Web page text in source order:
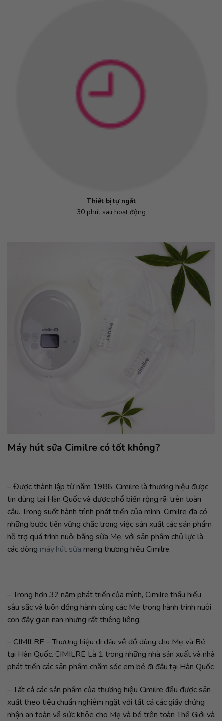
Thiết bị tự ngắt
30 phút sau hoạt động
Máy hút sữa Cimilre có tốt không?
– Được thành lập từ năm 1988, Cimilre là thương hiệu được
tin dùng tại Hàn Quốc và được phổ biến rộng rãi trên toàn
cầu. Trong suốt hành trình phát triển của mình, Cimilre đã có
những bước tiến vững chắc trong việc sản xuất các sản phẩm
hỗ trợ quá trình nuôi bằng sữa Mẹ, với sản phẩm chủ lực là
các dòng máy hút sữa mang thương hiệu Cimilre.
– Trong hơn 32 năm phát triển của mình, Cimilre thấu hiểu
sâu sắc và luôn đồng hành cùng các Mẹ trong hành trình nuôi
con đầy gian nan nhưng rất thiêng liêng.
– CIMILRE – Thương hiệu đi đầu về đồ dùng cho Mẹ và Bé
tại Hàn Quốc. CIMILRE Là 1 trong những nhà sản xuất và nhà
phát triển các sản phẩm chăm sóc em bé đi đầu tại Hàn Quốc
– Tất cả các sản phẩm của thương hiệu Cimilre đều được sản
xuất theo tiêu chuẩn nghiêm ngặt với tất cả các giấy chứng
nhận an toàn về sức khỏe cho Mẹ và bé trên toàn Thế Giới và